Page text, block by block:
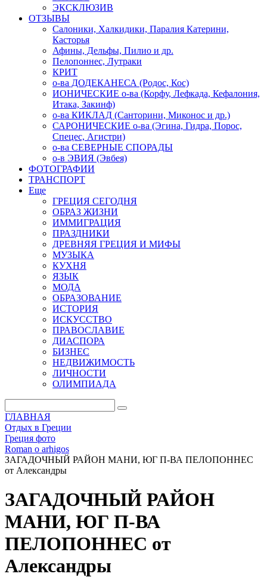
ЭКСКЛЮЗИВ
ОТЗЫВЫ
Салоники, Халкидики, Паралия Катерини,
Касторья
Афины, Дельфы, Пилио и др.
Пелопоннес, Лутраки
КРИТ
о-ва ДОДЕКАНЕСА (Родос, Кос)
ИОНИЧЕСКИЕ о-ва (Корфу, Лефкада, Кефалония,
Итака, Закинф)
о-ва КИКЛАД (Санторини, Миконос и др.)
САРОНИЧЕСКИЕ о-ва (Эгина, Гидра, Порос,
Спецес, Агистри)
о-ва СЕВЕРНЫЕ СПОРАДЫ
о-в ЭВИЯ (Эвбея)
ФОТОГРАФИИ
ТРАНСПОРТ
Еще
ГРЕЦИЯ СЕГОДНЯ
ОБРАЗ ЖИЗНИ
ИММИГРАЦИЯ
ПРАЗДНИКИ
ДРЕВНЯЯ ГРЕЦИЯ И МИФЫ
МУЗЫКА
КУХНЯ
ЯЗЫК
МОДА
ОБРАЗОВАНИЕ
ИСТОРИЯ
ИСКУССТВО
ПРАВОСЛАВИЕ
ДИАСПОРА
БИЗНЕС
НЕДВИЖИМОСТЬ
ЛИЧНОСТИ
ОЛИМПИАДА
ГЛАВНАЯ
Отдых в Греции
Греция фото
Roman o arhigos
ЗАГАДОЧНЫЙ РАЙОН МАНИ, ЮГ П-ВА ПЕЛОПОННЕС
от Александры
ЗАГАДОЧНЫЙ РАЙОН
МАНИ, ЮГ П-ВА
ПЕЛОПОННЕС от
Александры